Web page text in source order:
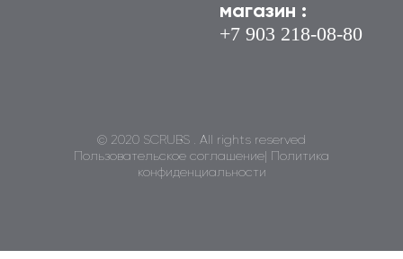
магазин :
+7 903 218-08-80
© 2020 SCRUBS . All rights reserved
Пользовательское соглашение
Политика
конфиденциальности